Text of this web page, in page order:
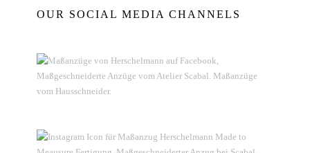
OUR SOCIAL MEDIA CHANNELS